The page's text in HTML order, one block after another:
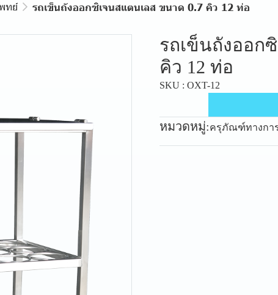
ทย์ รถเข็นถังออกซิเจนสแตนเลส ขนาด 0.7 คิว 12 ท่อ
รถเข็นถังออก
คิว 12 ท่อ
SKU : OXT-12
หมวดหมู่:ครุภัณฑ์ทางกา